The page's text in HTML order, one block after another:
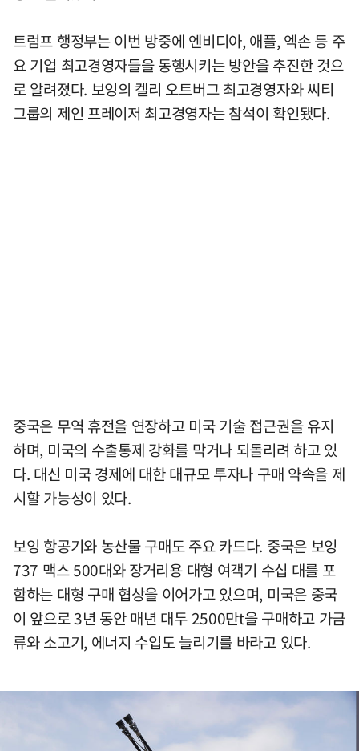
트럼프 행정부는 이번 방중에 엔비디아, 애플, 엑손 등 주
요 기업 최고경영자들을 동행시키는 방안을 추진한 것으
로 알려졌다. 보잉의 켈리 오트버그 최고경영자와 씨티
그룹의 제인 프레이저 최고경영자는 참석이 확인됐다.
중국은 무역 휴전을 연장하고 미국 기술 접근권을 유지
하며, 미국의 수출통제 강화를 막거나 되돌리려 하고 있
다. 대신 미국 경제에 대한 대규모 투자나 구매 약속을 제
시할 가능성이 있다.
보잉 항공기와 농산물 구매도 주요 카드다. 중국은 보잉
737 맥스 500대와 장거리용 대형 여객기 수십 대를 포
함하는 대형 구매 협상을 이어가고 있으며, 미국은 중국
이 앞으로 3년 동안 매년 대두 2500만t을 구매하고 가금
류와 소고기, 에너지 수입도 늘리기를 바라고 있다.